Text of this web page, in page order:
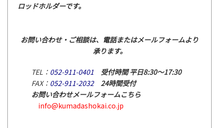
ロッドホルダーです。
お問い合わせ・ご相談は、電話またはメールフォームより
承ります。
TEL： 052-911-0401
受付時間 平日8:30～17:30
FAX： 052-911-2032
24時間受付
お問い合わせメールフォームこちら
info@kumadashokai.co.jp